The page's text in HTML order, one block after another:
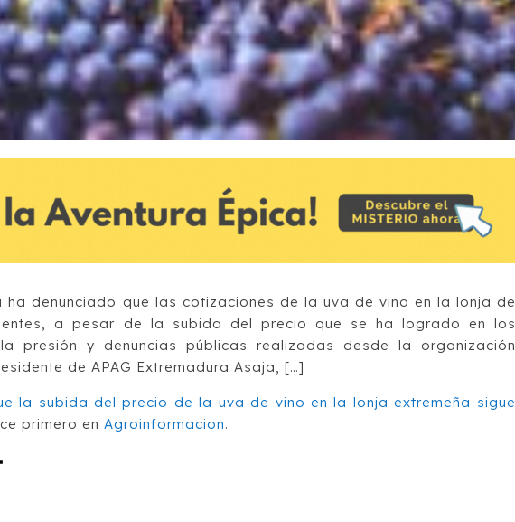
ha denunciado que las cotizaciones de la uva de vino en la lonja de
a pesar de la subida del precio que se ha logrado en los
presión y denuncias públicas realizadas desde la organización
de APAG Extremadura Asaja, […]
la subida del precio de la uva de vino en la lonja extremeña sigue
primero en Agroinformacion.